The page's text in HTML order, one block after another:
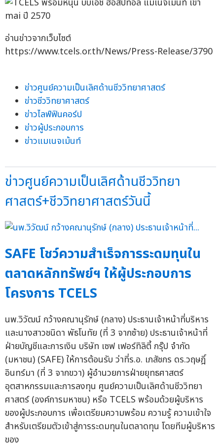
อ่านข่าวจากเว็บไซต์
https://www.tcels.or.th/News/Press-Release/3790
ข่าวศูนย์ความเป็นเลิศด้านชีววิทยาศาสตร์
ข่าวชีววิทยาศาสตร์
ข่าวไลฟ์ฟินคอร์ป
ข่าวผู้ประกอบการ
ข่าวแมเนจเม้นท์
ข่าวศูนย์ความเป็นเลิศด้านชีววิทยา
ศาสตร์+ชีววิทยาศาสตร์วันนี้
SAFE โชว์ความสำเร็จการระดมทุนใน
ตลาดหลักทรัพย์ฯ ให้ผู้ประกอบการ
โครงการ TCELS
นพ.วิวัฒน์ กว้างคณานุรักษ์ (กลาง) ประธานเจ้าหน้าที่บริหาร
และนางสาวชนิดา พัธโนทัย (ที่ 3 จากซ้าย) ประธานเจ้าหน้าที่
ฝ่ายบัญชีและการเงิน บริษัท เซฟ เฟอร์ทิลิตี้ กรุ๊ป จำกัด
(มหาชน) (SAFE) ให้การต้อนรับ ว่าที่ร.อ. เภสัชกร ดร.วฤษฎิ์
อินทร์มา (ที่ 3 จากขวา) ผู้อำนวยการฝ่ายยุทธศาสตร์
อุตสาหกรรมและการลงทุน ศูนย์ความเป็นเลิศด้านชีววิทยา
ศาสตร์ (องค์การมหาชน) หรือ TCELS พร้อมด้วยผู้บริหาร
ของผู้ประกอบการ เพื่อเตรียมความพร้อม ความรู้ ความเข้าใจ
สำหรับเตรียมตัวเข้าสู่การระดมทุนในตลาดทุน โดยทีมผู้บริหาร
ของ